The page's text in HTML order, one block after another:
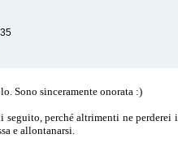
Sono sinceramente onorata :)
seguito, perché altrimenti ne
e allontanarsi.